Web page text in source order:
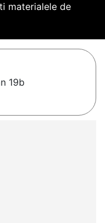
materialele de
19b